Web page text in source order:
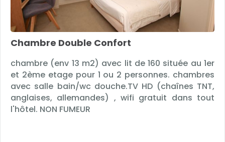
Chambre Double Confort
chambre (env 13 m2) avec lit de 160 située au 1er
et 2ème etage pour 1 ou 2 personnes. chambres
avec salle bain/wc douche.TV HD (chaînes TNT,
anglaises, allemandes) , wifi gratuit dans tout
l'hôtel. NON FUMEUR